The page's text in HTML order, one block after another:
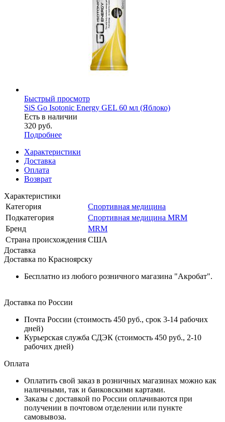
Быстрый просмотр
SiS Go Isotonic Energy GEL 60 мл (Яблоко)
Есть в наличии
320 руб.
Подробнее
Характеристики
Доставка
Оплата
Возврат
Характеристики
Категория
Спортивная медицина
Подкатегория
Спортивная медицина MRM
Бренд
MRM
Страна происхождения США
Доставка
Доставка по Красноярску
Бесплатно из любого розничного магазина "Акробат".
Доставка по России
Почта России (стоимость 450 руб., срок 3-14 рабочих
дней)
Курьерская служба СДЭК (стоимость 450 руб., 2-10
рабочих дней)
Оплата
Оплатить свой заказ в розничных магазинах можно как
наличными, так и банковскими картами.
Заказы с доставкой по России оплачиваются при
получении в почтовом отделении или пункте
самовывоза.